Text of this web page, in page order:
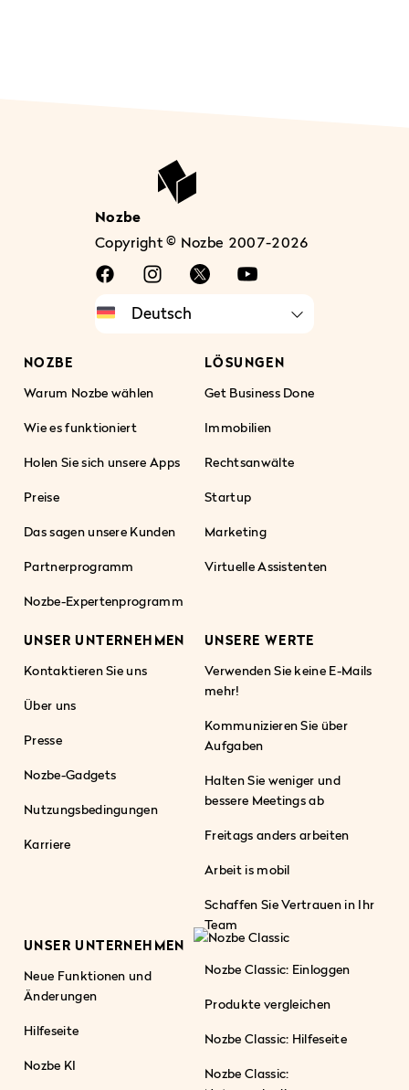
Nozbe
Copyright © Nozbe 2007-2026
NOZBE
Warum Nozbe wählen
Wie es funktioniert
Holen Sie sich unsere Apps
Preise
Das sagen unsere Kunden
Partnerprogramm
Nozbe-Expertenprogramm
LÖSUNGEN
Get Business Done
Immobilien
Rechtsanwälte
Startup
Marketing
Virtuelle Assistenten
UNSER UNTERNEHMEN
Kontaktieren Sie uns
Über uns
Presse
Nozbe-Gadgets
Nutzungsbedingungen
Karriere
UNSERE WERTE
Verwenden Sie keine E-Mails
mehr!
Kommunizieren Sie über
Aufgaben
Halten Sie weniger und
bessere Meetings ab
Freitags anders arbeiten
Arbeit is mobil
Schaffen Sie Vertrauen in Ihr
Team
UNSER UNTERNEHMEN
Neue Funktionen und
Änderungen
Hilfeseite
Nozbe KI
Nozbe Classic: Einloggen
Produkte vergleichen
Nozbe Classic: Hilfeseite
Nozbe Classic: